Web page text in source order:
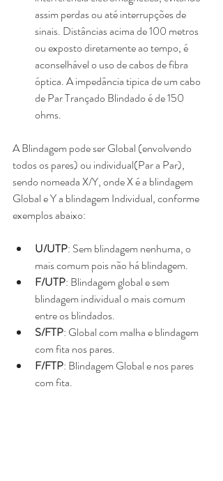
assim perdas ou até interrupções de
sinais. Distâncias acima de 100 metros
ou exposto diretamente ao tempo, é
aconselhável o uso de cabos de fibra
óptica. A impedância tipica de um cabo
de Par Trançado Blindado é de 150
ohms.
A Blindagem pode ser Global (envolvendo
todos os pares) ou individual(Par a Par),
sendo nomeada X/Y, onde X é a blindagem
Global e Y a blindagem Individual, conforme
exemplos abaixo:
U/UTP: Sem blindagem nenhuma, o
mais comum pois não há blindagem.
F/UTP: Blindagem global e sem
blindagem individual o mais comum
entre os blindados.
S/FTP: Global com malha e blindagem
com fita nos pares.
F/FTP: Blindagem Global e nos pares
com fita.